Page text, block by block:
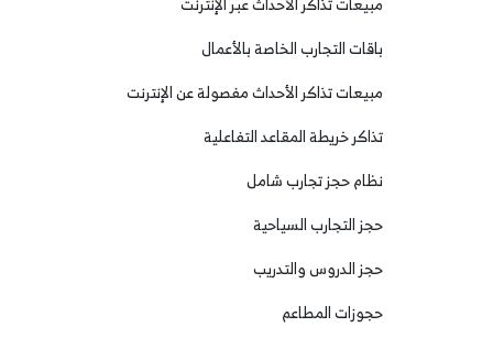
باقات التجارب الخاصة بالأعمال
مبيعات تذاكر الأحداث مفصولة عن الإنترنت
تذاكر خريطة المقاعد التفاعلية
نظام حجز تجارب شامل
حجز التجارب السياحية
حجز الدروس والتدريب
حجوزات المطاعم